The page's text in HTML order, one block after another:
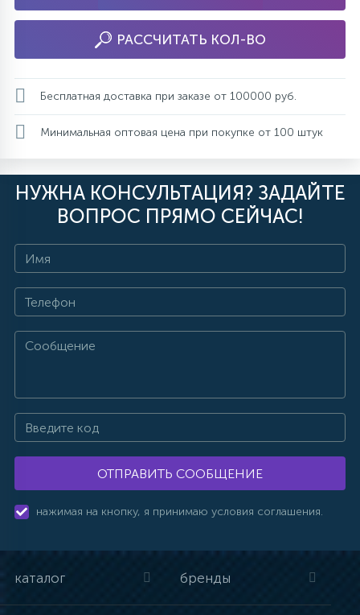
РАССЧИТАТЬ КОЛ-ВО
Бесплатная доставка при заказе от 100000 руб.
Минимальная оптовая цена при покупке от 100 штук
НУЖНА КОНСУЛЬТАЦИЯ? ЗАДАЙТЕ
ВОПРОС ПРЯМО СЕЙЧАС!
ОТПРАВИТЬ СООБЩЕНИЕ
нажимая на кнопку, я принимаю условия соглашения.
каталог бренды